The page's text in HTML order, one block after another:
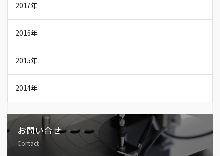
2017年
2016年
2015年
2014年
お問い合せ
Contact